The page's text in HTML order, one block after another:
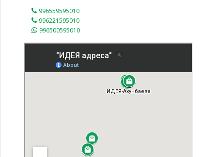
996559595010
996221595010
996500595010